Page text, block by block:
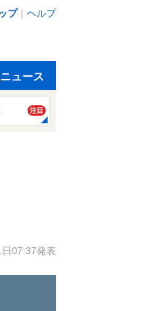
プ｜ ヘルプ
ュース
注目
07:37発表